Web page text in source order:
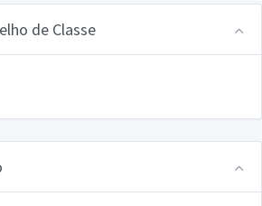
de Classe